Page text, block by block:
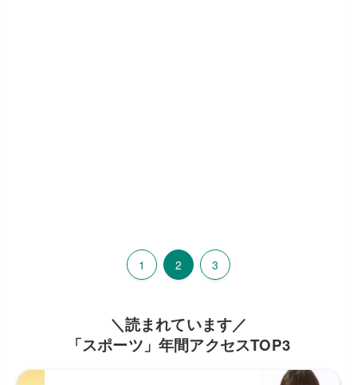
1 2 3
＼読まれています／
「スポーツ」年間アクセスTOP3